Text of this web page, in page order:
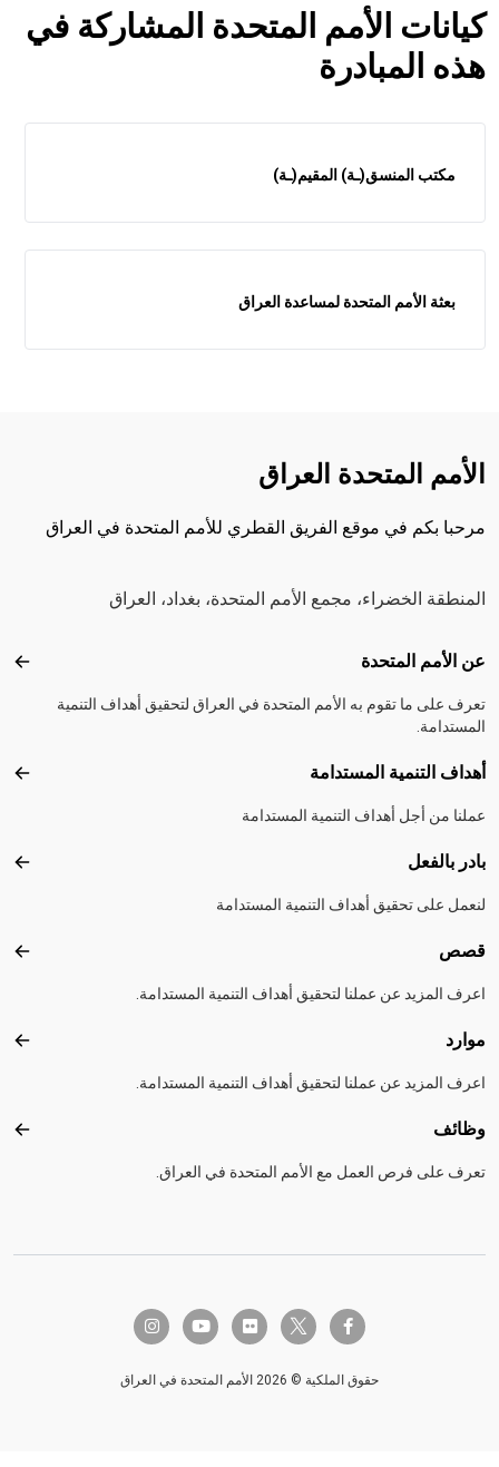
كيانات الأمم المتحدة المشاركة في
هذه المبادرة
مكتب المنسق(ـة) المقيم(ـة)
بعثة الأمم المتحدة لمساعدة العراق
الأمم المتحدة العراق
مرحبا بكم في موقع الفريق القطري للأمم المتحدة في العراق
المنطقة الخضراء، مجمع الأمم المتحدة، بغداد، العراق
Footer menu
عن الأمم المتحدة عن
تعرف على ما تقوم به الأمم المتحدة في العراق لتحقيق أهداف التنمية
المستدامة.
أهداف التنمية المستدامة
عملنا من أجل أهداف التنمية المستدامة
بادر بالفعل
لنعمل على تحقيق أهداف التنمية المستدامة
قصص
اعرف المزيد عن عملنا لتحقيق أهداف التنمية المستدامة.
موارد
اعرف المزيد عن عملنا لتحقيق أهداف التنمية المستدامة.
وظائف
تعرف على فرص العمل مع الأمم المتحدة في العراق.
facebook-f
twitter-x
flickr
youtube
instagram
حقوق الملكية © 2026 الأمم المتحدة في العراق